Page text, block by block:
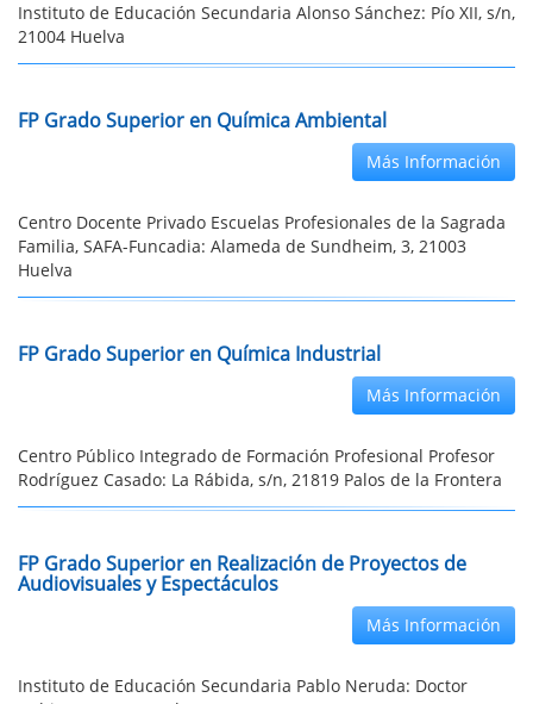
Instituto de Educación Secundaria Alonso Sánchez: Pío XII, s/n,
21004 Huelva
FP Grado Superior en Química Ambiental
Más Información
Centro Docente Privado Escuelas Profesionales de la Sagrada
Familia, SAFA-Funcadia: Alameda de Sundheim, 3, 21003
Huelva
FP Grado Superior en Química Industrial
Más Información
Centro Público Integrado de Formación Profesional Profesor
Rodríguez Casado: La Rábida, s/n, 21819 Palos de la Frontera
FP Grado Superior en Realización de Proyectos de
Audiovisuales y Espectáculos
Más Información
Instituto de Educación Secundaria Pablo Neruda: Doctor